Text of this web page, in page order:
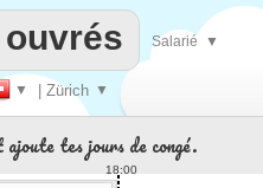
▼ | Zürich ▼
Salarié ▼
tes jours de congé.
18:00